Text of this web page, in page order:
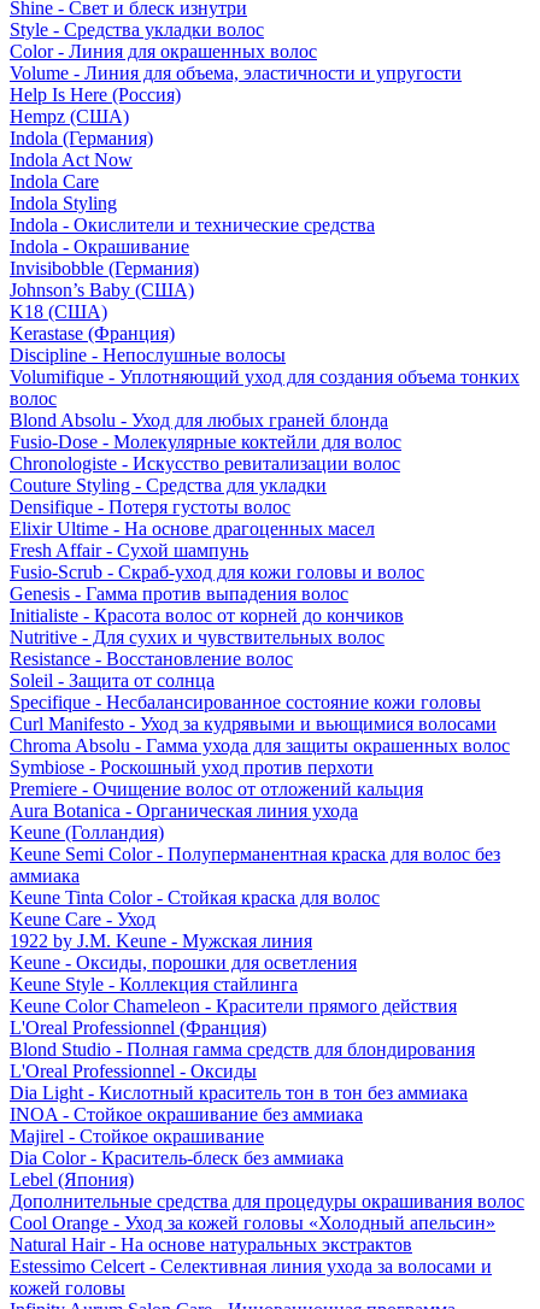
Shine - Свет и блеск изнутри
Style - Средства укладки волос
Color - Линия для окрашенных волос
Volume - Линия для объема, эластичности и упругости
Help Is Here (Россия)
Hempz (США)
Indola (Германия)
Indola Act Now
Indola Care
Indola Styling
Indola - Окислители и технические средства
Indola - Окрашивание
Invisibobble (Германия)
Johnson’s Baby (США)
K18 (США)
Kerastase (Франция)
Discipline - Непослушные волосы
Volumifique - Уплотняющий уход для создания объема тонких
волос
Blond Absolu - Уход для любых граней блонда
Fusio-Dose - Молекулярные коктейли для волос
Chronologiste - Искусство ревитализации волос
Couture Styling - Средства для укладки
Densifique - Потеря густоты волос
Elixir Ultime - На основе драгоценных масел
Fresh Affair - Сухой шампунь
Fusio-Scrub - Скраб-уход для кожи головы и волос
Genesis - Гамма против выпадения волос
Initialiste - Красота волос от корней до кончиков
Nutritive - Для сухих и чувствительных волос
Resistance - Восстановление волос
Soleil - Защита от солнца
Specifique - Несбалансированное состояние кожи головы
Curl Manifesto - Уход за кудрявыми и вьющимися волосами
Chroma Absolu - Гамма ухода для защиты окрашенных волос
Symbiose - Роскошный уход против перхоти
Premiere - Очищение волос от отложений кальция
Aura Botanica - Органическая линия ухода
Keune (Голландия)
Keune Semi Color - Полуперманентная краска для волос без
аммиака
Keune Tinta Color - Стойкая краска для волос
Keune Care - Уход
1922 by J.M. Keune - Мужская линия
Keune - Оксиды, порошки для осветления
Keune Style - Коллекция стайлинга
Keune Color Chameleon - Красители прямого действия
L'Oreal Professionnel (Франция)
Blond Studio - Полная гамма средств для блондирования
L'Oreal Professionnel - Оксиды
Dia Light - Кислотный краситель тон в тон без аммиака
INOA - Стойкое окрашивание без аммиака
Majirel - Стойкое окрашивание
Dia Color - Краситель-блеск без аммиака
Lebel (Япония)
Дополнительные средства для процедуры окрашивания волос
Cool Orange - Уход за кожей головы «Холодный апельсин»
Natural Hair - На основе натуральных экстрактов
Estessimo Celcert - Селективная линия ухода за волосами и
кожей головы